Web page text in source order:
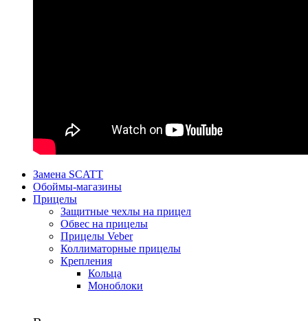
Замена SCATT
Обоймы-магазины
Прицелы
Защитные чехлы на прицел
Обвес на прицелы
Прицелы Veber
Коллиматорные прицелы
Крепления
Кольца
Моноблоки